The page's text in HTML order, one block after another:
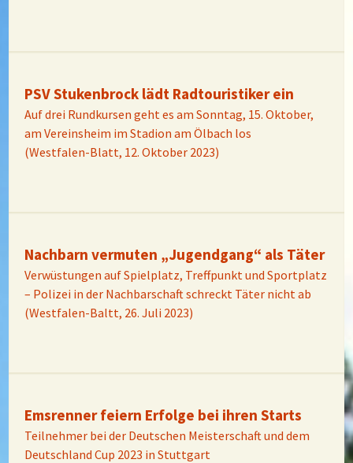
PSV Stukenbrock lädt Radtouristiker ein
Auf drei Rundkursen geht es am Sonntag, 15. Oktober,
am Vereinsheim im Stadion am Ölbach los
(Westfalen-Blatt, 12. Oktober 2023)
Nachbarn vermuten „Jugendgang“ als Täter
Verwüstungen auf Spielplatz, Treffpunkt und Sportplatz
– Polizei in der Nachbarschaft schreckt Täter nicht ab
(Westfalen-Baltt, 26. Juli 2023)
Emsrenner feiern Erfolge bei ihren Starts
Teilnehmer bei der Deutschen Meisterschaft und dem
Deutschland Cup 2023 in Stuttgart